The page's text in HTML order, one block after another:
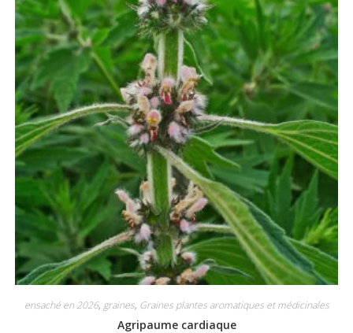
ensaché en 2026, graines, Graines plantes aromatiques et médicinales
Agripaume cardiaque